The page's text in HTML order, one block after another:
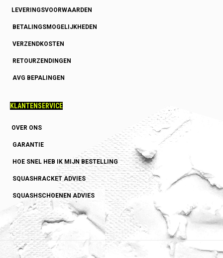
LEVERINGSVOORWAARDEN
BETALINGSMOGELIJKHEDEN
VERZENDKOSTEN
RETOURZENDINGEN
AVG BEPALINGEN
KLANTENSERVICE
OVER ONS
GARANTIE
HOE SNEL HEB IK MIJN BESTELLING
SQUASHRACKET ADVIES
SQUASHSCHOENEN ADVIES